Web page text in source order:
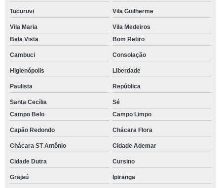
Tucuruvi Vila Guilherme
Vila Maria
Vila Medeiros
Bela Vista
Bom Retiro
Cambuci Consolação
Higienópolis Liberdade
Paulista República
Santa Cecília
Sé
Campo Belo
Campo Limpo
Capão Redondo Chácara Flora
Chácara ST Antônio Cidade Ademar
Cidade Dutra Cursino
Grajaú Ipiranga